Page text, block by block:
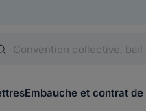
Embauche et contrat